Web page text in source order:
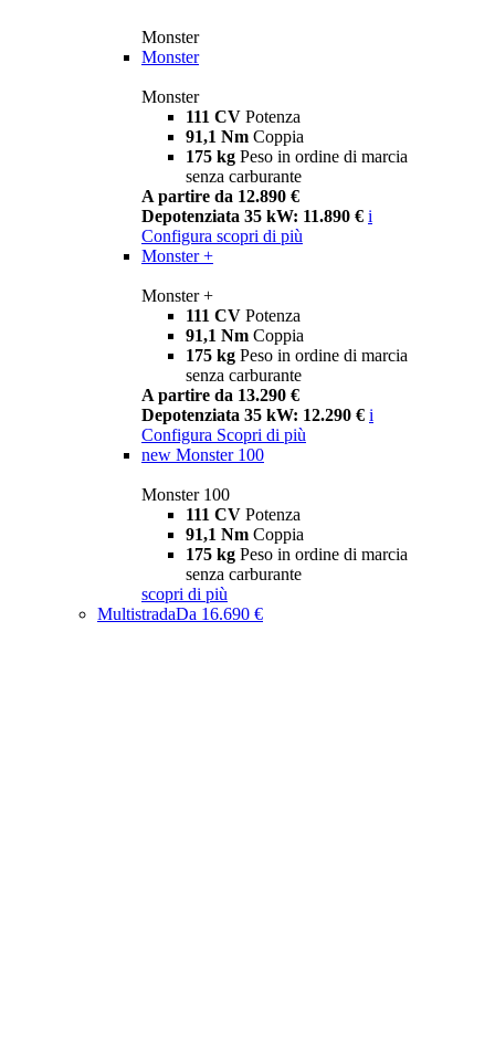
Monster
Monster
Monster
111 CV Potenza
91,1 Nm Coppia
175 kg Peso in ordine di marcia
senza carburante
A partire da 12.890 €
Depotenziata 35 kW: 11.890 € i
Configura scopri di più
Monster +
Monster +
111 CV Potenza
91,1 Nm Coppia
175 kg Peso in ordine di marcia
senza carburante
A partire da 13.290 €
Depotenziata 35 kW: 12.290 € i
Configura Scopri di più
new Monster 100
Monster 100
111 CV Potenza
91,1 Nm Coppia
175 kg Peso in ordine di marcia
senza carburante
scopri di più
MultistradaDa 16.690 €